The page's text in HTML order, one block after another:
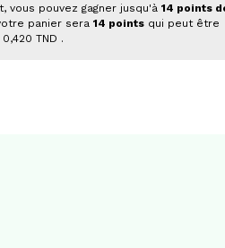
vous pouvez gagner jusqu'à 14 points
panier sera 14 pointsqui peut être
0,420 TND .